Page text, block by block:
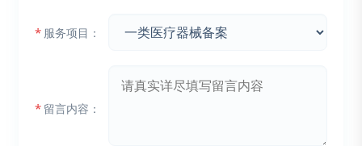
* 服务项目：
* 留言内容：